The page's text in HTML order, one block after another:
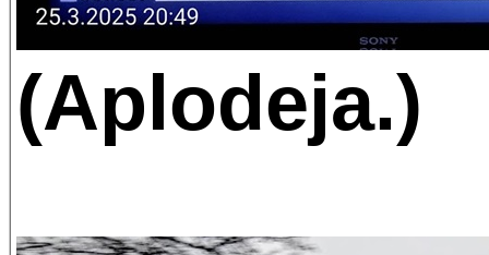
(Aplodeja.)